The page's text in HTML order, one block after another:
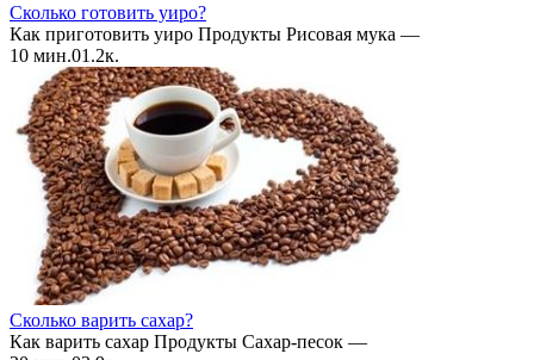
Сколько готовить уиро?
Как приготовить уиро Продукты Рисовая мука —
10 мин.01.2к.
Сколько варить сахар?
Как варить сахар Продукты Сахар-песок —